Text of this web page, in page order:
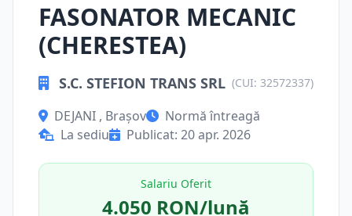
FASONATOR MECANIC
(CHERESTEA)
S.C. STEFION TRANS SRL (CUI: 32572337)
DEJANI , Brașov
Normă întreagă
La sediu
Publicat: 20 apr. 2026
Salariu Oferit
4.050 RON/lună